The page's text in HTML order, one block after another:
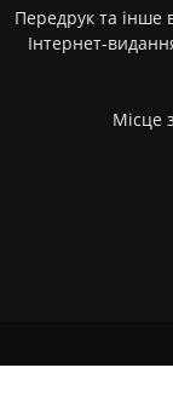
Передрук та інше
Інтернет-
Місце